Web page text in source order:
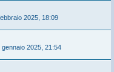
2025, 18:09
2025, 21:54